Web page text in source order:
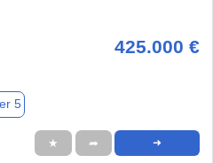
425.000 €
5
★ ➦ ➜